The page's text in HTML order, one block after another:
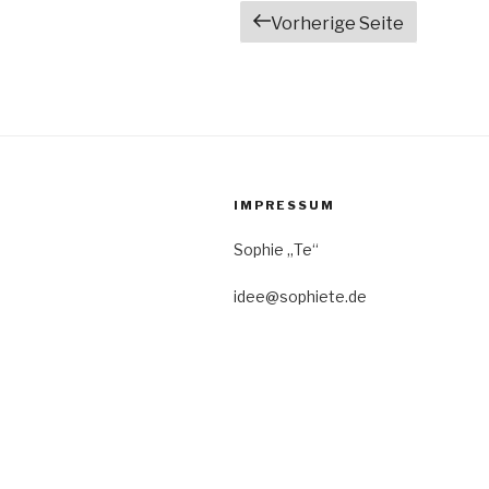
Beitrags-
Vorherige Seite
IMPRESSUM
Sophie „Te“
idee@sophiete.de